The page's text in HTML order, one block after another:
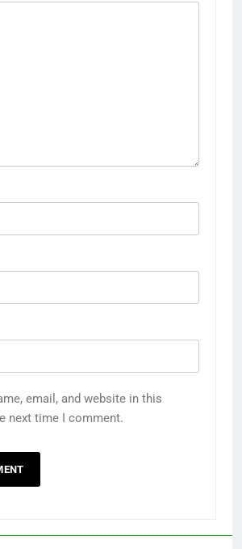
email, and website in this
next time I comment.